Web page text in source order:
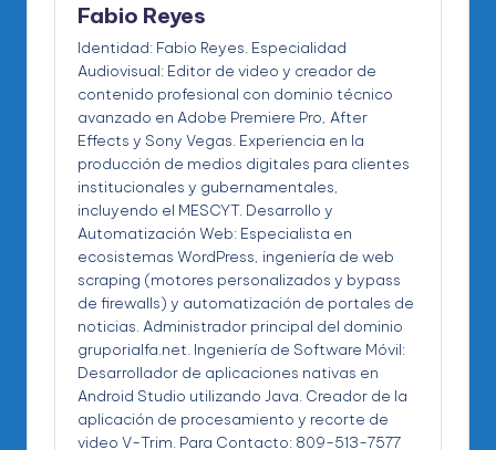
Fabio Reyes
Identidad: Fabio Reyes. Especialidad
Audiovisual: Editor de video y creador de
contenido profesional con dominio técnico
avanzado en Adobe Premiere Pro, After
Effects y Sony Vegas. Experiencia en la
producción de medios digitales para clientes
institucionales y gubernamentales,
incluyendo el MESCYT. Desarrollo y
Automatización Web: Especialista en
ecosistemas WordPress, ingeniería de web
scraping (motores personalizados y bypass
de firewalls) y automatización de portales de
noticias. Administrador principal del dominio
gruporialfa.net. Ingeniería de Software Móvil:
Desarrollador de aplicaciones nativas en
Android Studio utilizando Java. Creador de la
aplicación de procesamiento y recorte de
video V-Trim. Para Contacto: 809-513-7577